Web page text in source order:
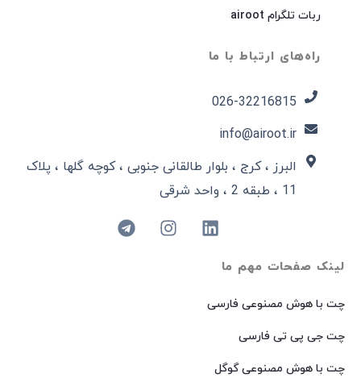
لینک صفحات مهم ما
چت با هوش مصنوعی فارسی
چت جی پی تی فارسی
چت با هوش مصنوعی گوگل
ربات تلگرام airoot
راه‌های ارتباط با ما
026-32216815​
info@airoot.ir
البرز ، کرج ، بلوار طالقانی جنوبی ، کوچه گلها ، پلاک
11 ، طبقه 2 ، واحد شرقی